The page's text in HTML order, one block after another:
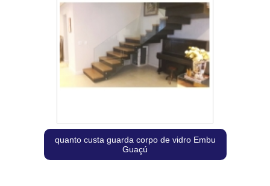
quanto custa guarda corpo de vidro Embu
Guaçú